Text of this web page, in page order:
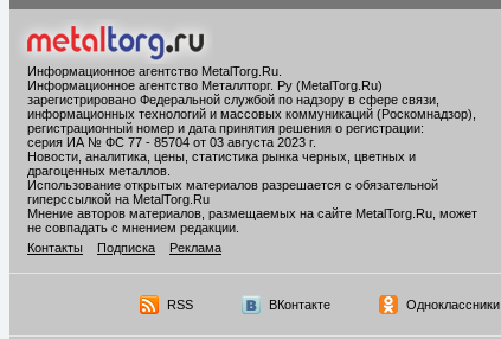
Информационное агентство MetalTorg.Ru
Информационное агентство Металлторг. Ру (MetalTorg.Ru)
зарегистрировано Федеральной службой по надзору в сфере связи,
информационных технологий и массовых коммуникаций (Роскомнадзор),
регистрационный номер и дата принятия решения о регистрации:
серия ИА № ФС 77 - 85704 от 03 августа 2023 г.
Новости, аналитика, цены, статистика рынка черных, цветных и
драгоценных металлов.
Использование открытых материалов разрешается с обязательной
гиперссылкой на MetalTorg.Ru
Мнение авторов материалов, размещаемых на сайте MetalTorg.Ru, может
не совпадать с мнением редакции.
Контакты
Подписка Реклама
RSS ВКонтакте Одноклассники